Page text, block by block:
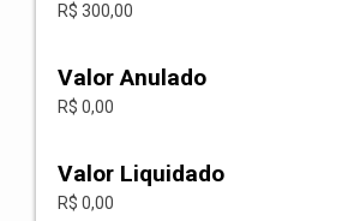
R$ 300,00
Valor Anulado
R$ 0,00
Valor Liquidado
R$ 0,00